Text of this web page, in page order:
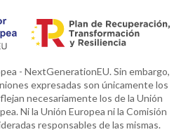
- NextGenerationEU. Sin embargo,
expresadas son únicamente los
necesariamente los de la Unión
Ni la Unión Europea ni la Comisión
responsables de las mismas.